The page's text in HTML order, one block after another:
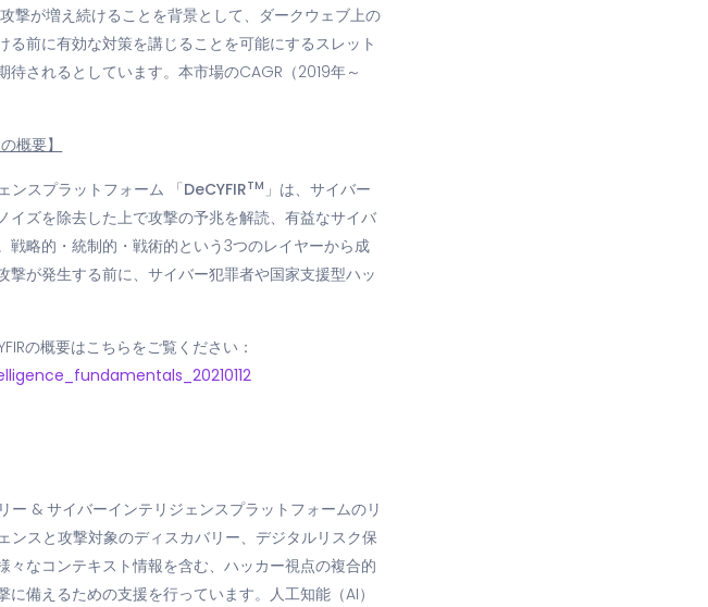
撃が増え続けることを背景として、ダークウェブ上の
前に有効な対策を講じることを可能にするスレット
されるとしています。本市場のCAGR（2019年～
概要】
ンスプラットフォーム 「DeCYFIRTM 」は、サイバー
ズを除去した上で攻撃の予兆を解読、有益なサイバ
略的・統制的・戦術的という3つのレイヤーから成
が発生する前に、サイバー犯罪者や国家支援型ハッ
の概要はこちらをご覧ください：
ー & サイバーインテリジェンスプラットフォームのリ
ンスと攻撃対象のディスカバリー、デジタルリスク保
なコンテキスト情報を含む、ハッカー視点の複合的
備えるための支援を行っています。人工知能（AI）